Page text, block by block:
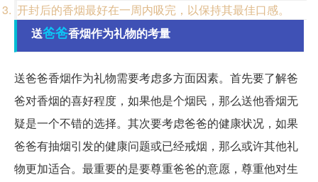
开封后的香烟最好在一周内吸完，以保持其最佳口感。
送爸爸香烟作为礼物的考量
送爸爸香烟作为礼物需要考虑多方面因素。首先要了解爸
爸对香烟的喜好程度，如果他是个烟民，那么送他香烟无
疑是一个不错的选择。其次要考虑爸爸的健康状况，如果
爸爸有抽烟引发的健康问题或已经戒烟，那么或许其他礼
物更加适合。最重要的是要尊重爸爸的意愿，尊重他对生